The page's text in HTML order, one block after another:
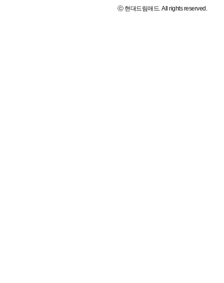
ⓒ 현대드림애드. All rights reserved.